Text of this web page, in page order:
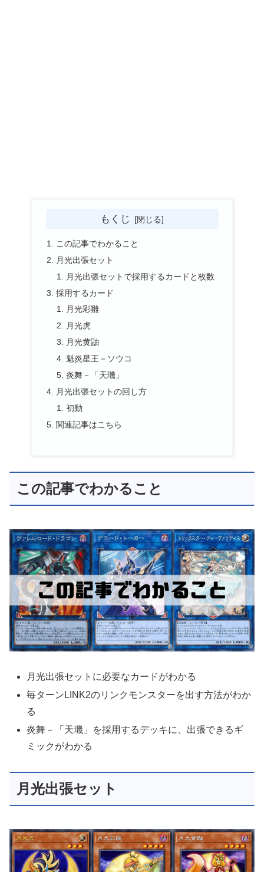
もくじ
この記事でわかること
月光出張セット
月光出張セットで採用するカードと枚数
採用するカード
月光彩雛
月光虎
月光黄鼬
魁炎星王－ソウコ
炎舞－「天璣」
月光出張セットの回し方
初動
関連記事はこちら
この記事でわかること
月光出張セットに必要なカードがわかる
毎ターンLINK2のリンクモンスターを出す方法がわか
る
炎舞－「天璣」を採用するデッキに、出張できるギ
ミックがわかる
月光出張セット